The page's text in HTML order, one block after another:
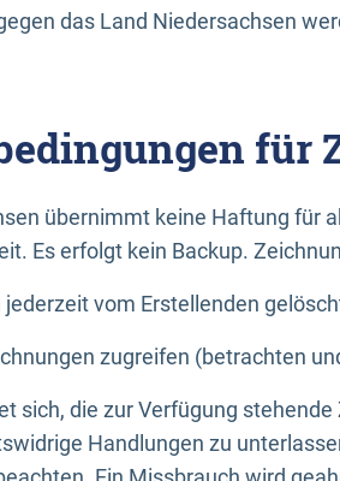
das Land Niedersachsen
für
übernimmt keine Haftung für
Es erfolgt kein Backup.
vom Erstellenden
zugreifen (betrachten
sich, die zur Verfügung
Handlungen zu